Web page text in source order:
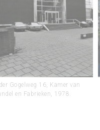
Gogelweg 16, Kamer van
en Fabrieken, 1978.